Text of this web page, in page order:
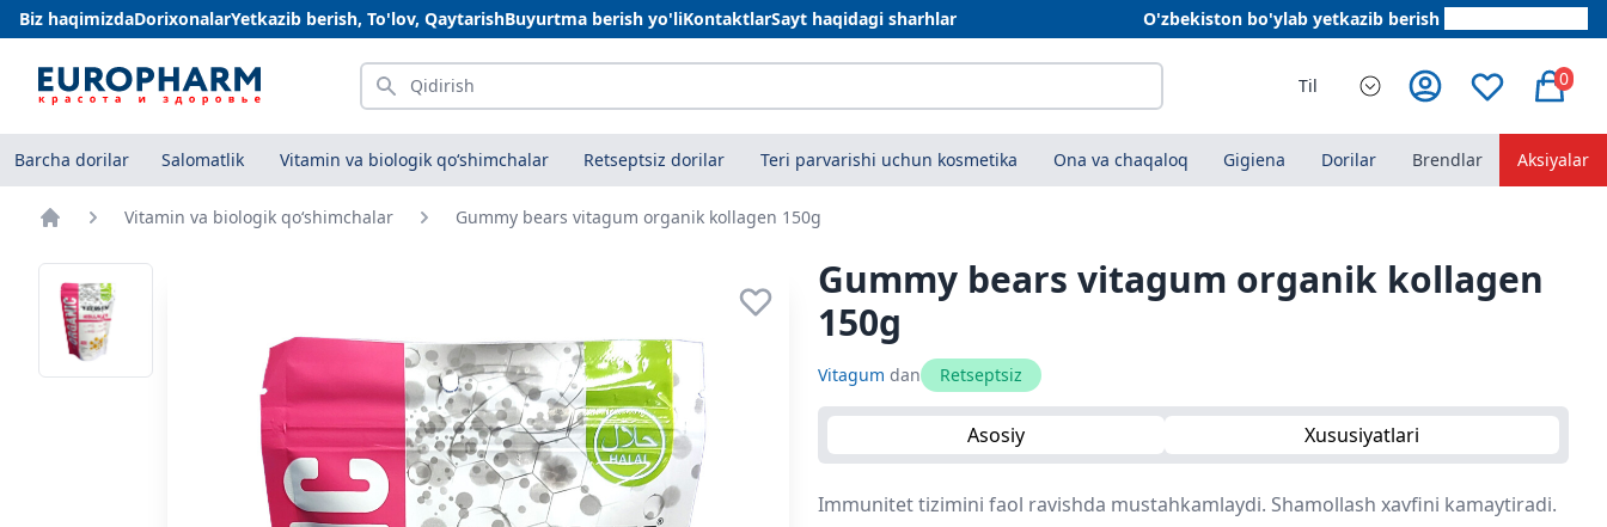
Biz haqimizdaDorixonalarYetkazib berish, To'lov, QaytarishBuyurtma berish yo'liKontaktlarSayt haqidagi sharhlar O'zbekiston bo'ylab yetkazib berish
Qidirish Til 0
Barcha dorilar Salomatlik Vitamin va biologik qo‘shimchalar Retseptsiz dorilar Teri parvarishi uchun kosmetika Ona va chaqaloq Gigiena Dorilar Brendlar Aksiyalar
Vitamin va biologik qo‘shimchalar Gummy bears vitagum organik kollagen 150g
Gummy bears vitagum organik kollagen
150g
Vitagum dan Retseptsiz
Asosiy Xususiyatlari
Immunitet tizimini faol ravishda mustahkamlaydi. Shamollash xavfini kamaytiradi.